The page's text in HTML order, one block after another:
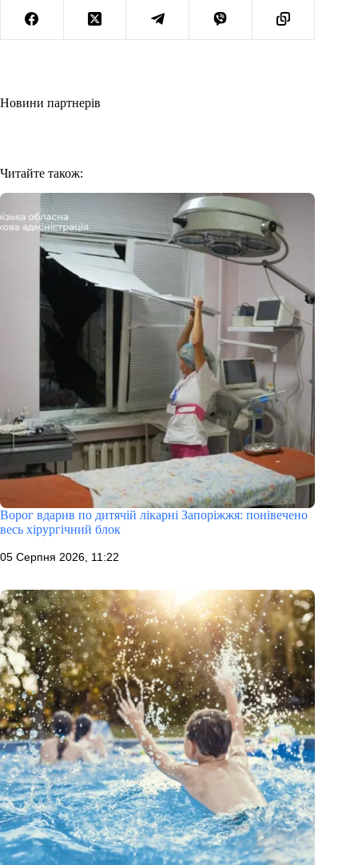
Новини партнерів
Читайте також:
Ворог вдарив по дитячій лікарні Запоріжжя: понівечено
весь хірургічний блок
05 Серпня 2026, 11:22